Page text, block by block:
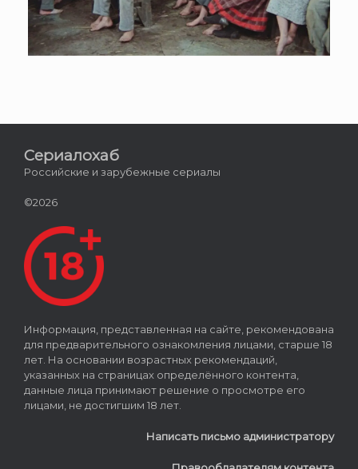
Сериалохаб
Российские и зарубежные сериалы
©2026
Информация, представленная на сайте, рекомендована
для предварительного ознакомления лицами, старше 18
лет. На основании возрастных рекомендаций,
указанных на страницах определённого контента,
данные лица принимают решение о просмотре его
лицами, не достигшим 18 лет.
Написать письмо администратору